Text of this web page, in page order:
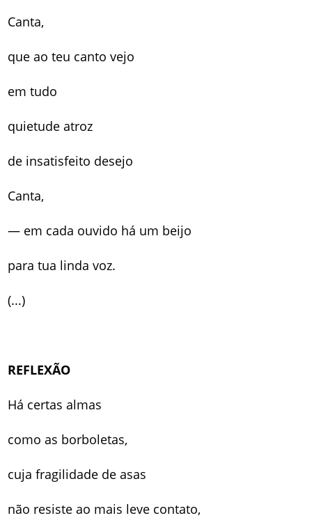
Canta,
que ao teu canto vejo
em tudo
quietude atroz
de insatisfeito desejo
Canta,
— em cada ouvido há um beijo
para tua linda voz.
(...)
REFLEXÃO
Há certas almas
como as borboletas,
cuja fragilidade de asas
não resiste ao mais leve contato,